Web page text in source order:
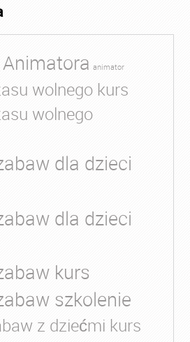
animator
wolnego kurs
wolnego
dla dzieci
dla dzieci
kurs
szkolenie
z dziećmi kurs